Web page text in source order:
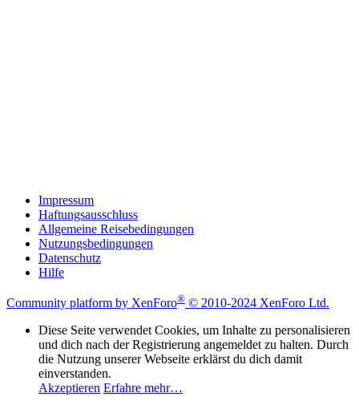
Impressum
Haftungsausschluss
Allgemeine Reisebedingungen
Nutzungsbedingungen
Datenschutz
Hilfe
Community platform by XenForo® © 2010-2024 XenForo Ltd.
Diese Seite verwendet Cookies, um Inhalte zu personalisieren
und dich nach der Registrierung angemeldet zu halten. Durch
die Nutzung unserer Webseite erklärst du dich damit
einverstanden.
Akzeptieren Erfahre mehr…